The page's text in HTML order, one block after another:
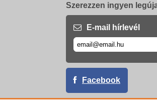
Szerezzen ingyen
E-mail hírlevél
Facebook